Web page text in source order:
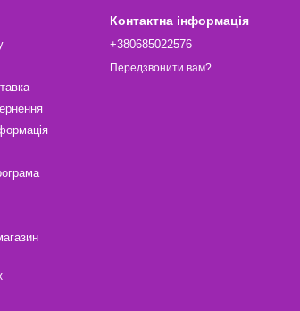
Контактна інформація
+380685022576
Передзвонити вам?